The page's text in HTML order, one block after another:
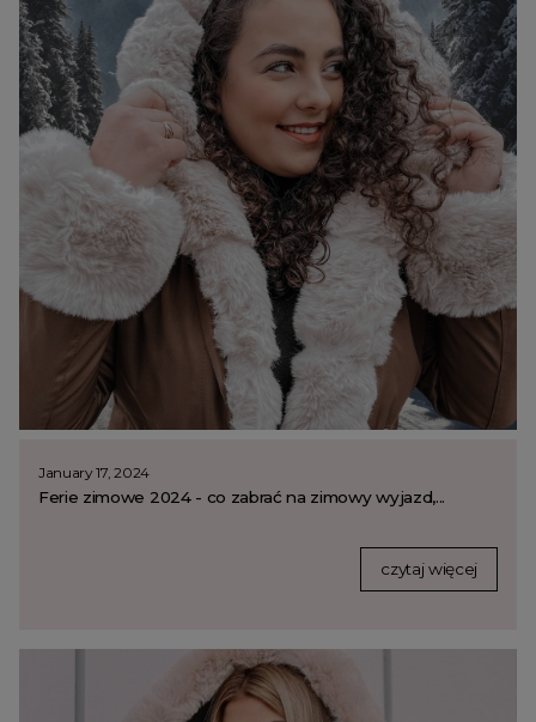
January 17, 2024
Ferie zimowe 2024 - co zabrać na zimowy wyjazd,...
czytaj więcej